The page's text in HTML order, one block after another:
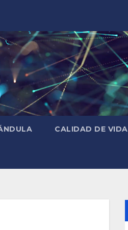
CALIDAD DE VIDA